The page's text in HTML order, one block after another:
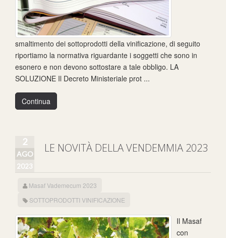
smaltimento dei sottoprodotti della vinificazione, di seguito
riportiamo la normativa riguardante i soggetti che sono in
esonero e non devono sottostare a tale obbligo. LA
SOLUZIONE Il Decreto Ministeriale prot ...
Continua
2
AGO
2023
LE NOVITÀ DELLA VENDEMMIA 2023
Masaf Vademecum 2023
SOTTOPRODOTTI VINIFICAZIONE
Il Masaf
con